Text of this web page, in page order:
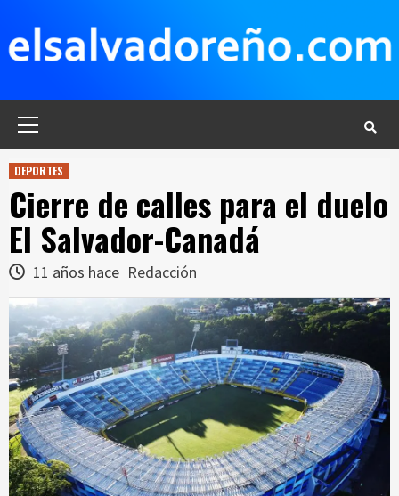
contenido
DEPORTES
Cierre de calles para el duelo
El Salvador-Canadá
11 años hace Redacción